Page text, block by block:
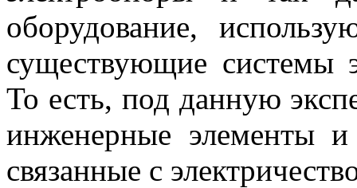
оборудование,
существующие системы
То есть, под данную
инженерные элементы
связанные с